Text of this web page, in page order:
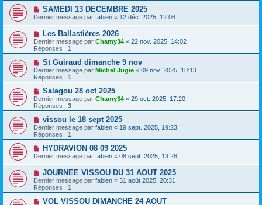
SAMEDI 13 DECEMBRE 2025
Dernier message par fabien « 12 déc. 2025, 12:06
Les Ballastières 2026
Dernier message par Chamy34 « 22 nov. 2025, 14:02
Réponses : 1
St Guiraud dimanche 9 nov
Dernier message par Michel Jugie « 09 nov. 2025, 18:13
Réponses : 1
Salagou 28 oct 2025
Dernier message par Chamy34 « 29 oct. 2025, 17:20
Réponses : 3
vissou le 18 sept 2025
Dernier message par fabien « 19 sept. 2025, 19:23
Réponses : 1
HYDRAVION 08 09 2025
Dernier message par fabien « 08 sept. 2025, 13:28
JOURNEE VISSOU DU 31 AOUT 2025
Dernier message par fabien « 31 août 2025, 20:31
Réponses : 1
VOL VISSOU DIMANCHE 24 AOUT